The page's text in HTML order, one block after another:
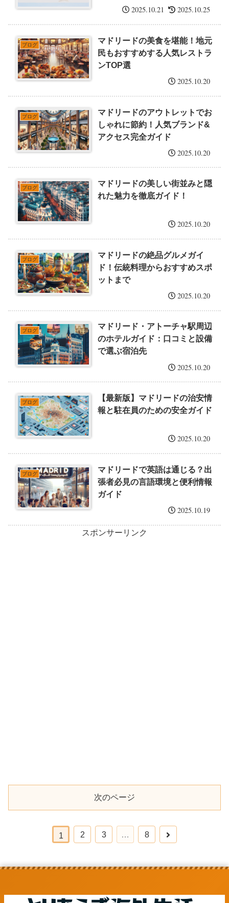
2025.10.21 2025.10.25
ブログ
マドリードの美食を堪能！地元
民もおすすめする人気レストラ
ンTOP選
2025.10.20
ブログ
マドリードのアウトレットでお
しゃれに節約！人気ブランド&
アクセス完全ガイド
2025.10.20
ブログ
マドリードの美しい街並みと隠
れた魅力を徹底ガイド！
2025.10.20
ブログ
マドリードの絶品グルメガイ
ド！伝統料理からおすすめスポ
ットまで
2025.10.20
ブログ
マドリード・アトーチャ駅周辺
のホテルガイド：口コミと設備
で選ぶ宿泊先
2025.10.20
ブログ
【最新版】マドリードの治安情
報と駐在員のための安全ガイド
2025.10.20
ブログ
マドリードで英語は通じる？出
張者必見の言語環境と便利情報
ガイド
2025.10.19
スポンサーリンク
次のページ
1 2 3 … 8